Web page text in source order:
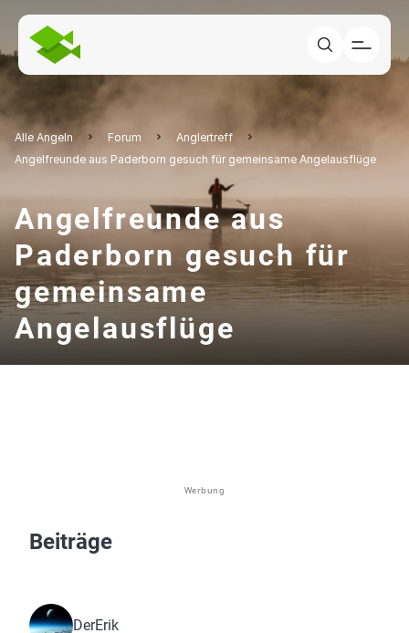
Alle Angeln Forum
Anglertreff
Angelfreunde aus Paderborn gesuch für gemeinsame Angelausflüge
Angelfreunde aus
Paderborn gesuch für
gemeinsame
Angelausflüge
Werbung
Beiträge
DerErik